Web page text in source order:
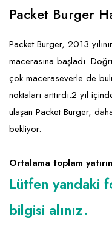
Ev Hizmetleri
Sağlık Güzellik
Turizm - Eğlence
Market FMGC -
Mobilya ve Ev
Oyuncak ve
Takı
Yapı Malzemesi -
Gayrimenkul
Gıda ve Sarf
Güvenlik -
Giyim - Aksesuar
Hukuk - Marka -
Lojistik - Kargo
Mali Kayıt ve
Matbaa - Fotoğraf
Packet Burger
Packet Burger, 2013
macerasına başladı.
çok maceraseverle de
noktaları arttırdı.2 yıl
ulaşan Packet Burger,
bekliyor.
Ortalama toplam
Lütfen yandaki
bilgisi alınız.